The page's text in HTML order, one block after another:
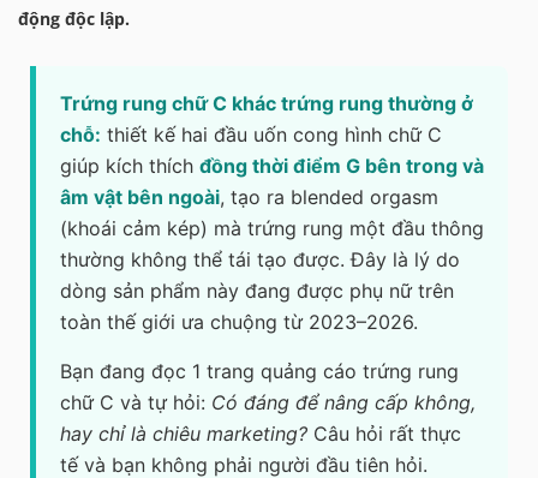
động độc lập.
Trứng rung chữ C khác trứng rung thường ở
chỗ: thiết kế hai đầu uốn cong hình chữ C
giúp kích thích đồng thời điểm G bên trong và
âm vật bên ngoài, tạo ra blended orgasm
(khoái cảm kép) mà trứng rung một đầu thông
thường không thể tái tạo được. Đây là lý do
dòng sản phẩm này đang được phụ nữ trên
toàn thế giới ưa chuộng từ 2023–2026.
Bạn đang đọc 1 trang quảng cáo trứng rung
chữ C và tự hỏi: Có đáng để nâng cấp không,
hay chỉ là chiêu marketing? Câu hỏi rất thực
tế và bạn không phải người đầu tiên hỏi.